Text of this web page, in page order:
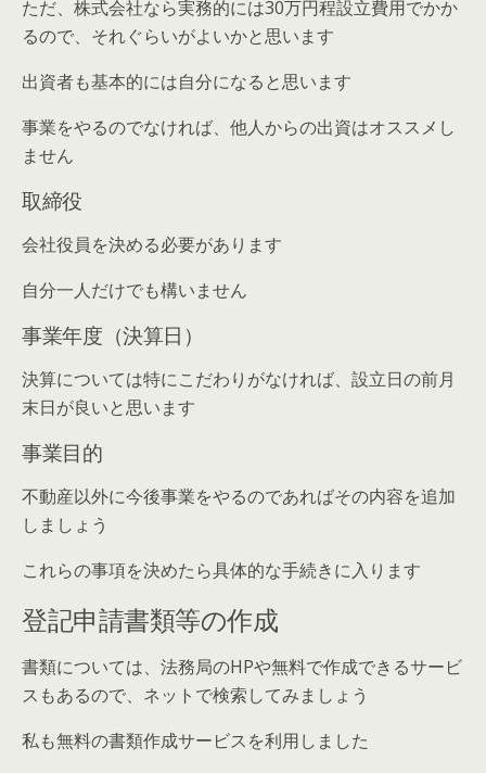
ただ、株式会社なら実務的には30万円程設立費用でかか
るので、それぐらいがよいかと思います
出資者も基本的には自分になると思います
事業をやるのでなければ、他人からの出資はオススメし
ません
取締役
会社役員を決める必要があります
自分一人だけでも構いません
事業年度（決算日）
決算については特にこだわりがなければ、設立日の前月
末日が良いと思います
事業目的
不動産以外に今後事業をやるのであればその内容を追加
しましょう
これらの事項を決めたら具体的な手続きに入ります
登記申請書類等の作成
書類については、法務局のHPや無料で作成できるサービ
スもあるので、ネットで検索してみましょう
私も無料の書類作成サービスを利用しました